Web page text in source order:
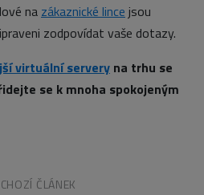
na zákaznické lince jsou
zodpovídat vaše dotazy.
virtuální servery na trhu se
se k mnoha spokojeným
ČLÁNEK